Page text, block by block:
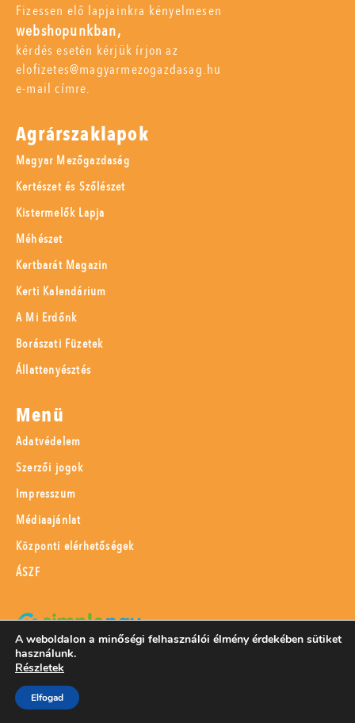
Fizessen elő lapjainkra kényelmesen
webshopunkban,
kérdés esetén kérjük írjon az
elofizetes@magyarmezogazdasag.hu
e-mail címre.
Agrárszaklapok
Magyar Mezőgazdaság
Kertészet és Szőlészet
Kistermelők Lapja
Méhészet
Kertbarát Magazin
Kerti Kalendárium
A Mi Erdőnk
Borászati Füzetek
Állattenyésztés
Menü
Adatvédelem
Szerzői jogok
Impresszum
Médiaajánlat
Központi elérhetőségek
ÁSZF
SimplePay adattovábbítási nyilatkozat
A weboldalon a minőségi felhasználói élmény érdekében sütiket
használunk.
Részletek
Elfogad